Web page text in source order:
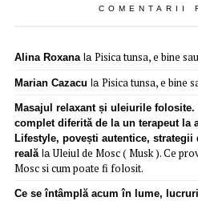
COMENTARII
Alina Roxanala Pisica tunsa, e bine
Marian Cazacu la Pisica tunsa, e bine
Masajul relaxant și uleiurile folosite.
complet diferită de la un terapeut la
Lifestyle, povești autentice,
realălaUleiul de Mosc ( Musk ). Ce
Mosc si cum poate fi folosit.
Ce se întâmplă acum în lume,